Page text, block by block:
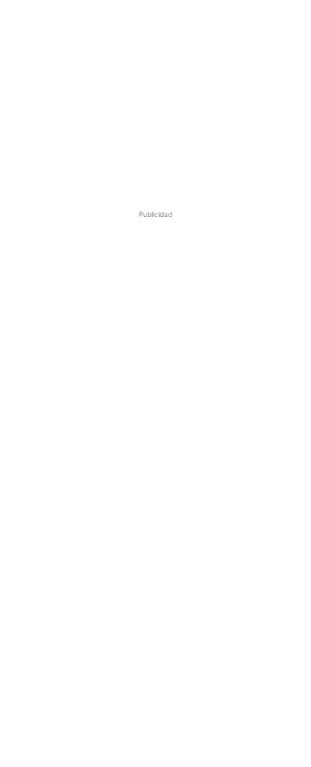
Publicidad